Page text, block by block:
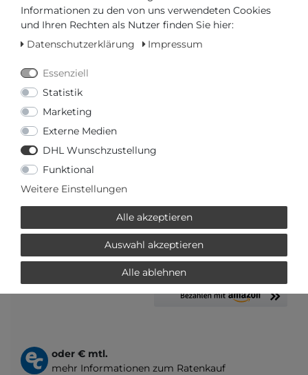
AUTORISIERTER HÄNDLER
Ihr Preis bei
319,13 € *
IN DEN WARENKORB
oder
oder € mtl.
mehr Informationen zum Ratenkauf
Informationen zu den von uns verwendeten Cookies
und Ihren Rechten als Nutzer finden Sie hier:
Datenschutzerklärung
Impressum
Essenziell
Statistik
Marketing
Externe Medien
DHL Wunschzustellung
Funktional
Weitere Einstellungen
Alle akzeptieren
Auswahl akzeptieren
Alle ablehnen